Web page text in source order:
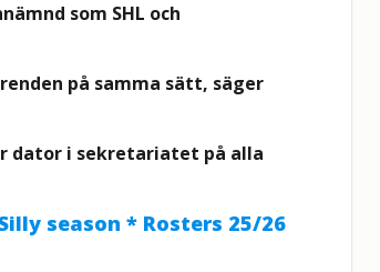
som SHL och
på samma sätt, säger
dator i sekretariatet på alla
season * Rosters 25/26